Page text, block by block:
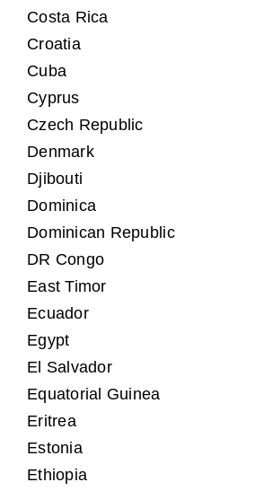
Costa Rica
Croatia
Cuba
Cyprus
Czech Republic
Denmark
Djibouti
Dominica
Dominican Republic
DR Congo
East Timor
Ecuador
Egypt
El Salvador
Equatorial Guinea
Eritrea
Estonia
Ethiopia